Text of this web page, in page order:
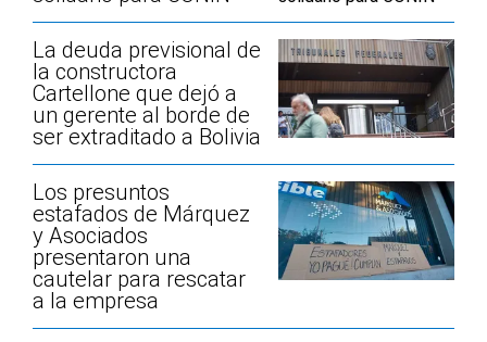
La deuda previsional de
la constructora
Cartellone que dejó a
un gerente al borde de
ser extraditado a Bolivia
Los presuntos
estafados de Márquez
y Asociados
presentaron una
cautelar para rescatar
a la empresa